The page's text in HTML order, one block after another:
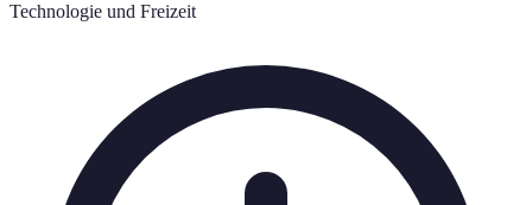
Technologie und Freizeit